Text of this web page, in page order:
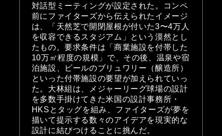
対話型ミーティングが設定された。コンペ
前にファイターズから伝えられたイメージ
は、「天然芝で開閉屋根が付いた3〜4万人
を収容できるスタジアム」という漠然とし
たもの。要求条件は「商業施設を付帯した
10万㎡程度の規模」で、その後、温泉や宿
泊施設、ビールのブリュワリー（醸造所）
といった付帯施設の要望が加えられていっ
た。大林組は、メジャーリーグ球場の設計
を多数手掛けてきた米国の設計事務所・
HKSとタッグを組み、ファイターズが夢を
描いて提示する数々のアイデアを現実的な
設計に結びつけることに挑んだ。